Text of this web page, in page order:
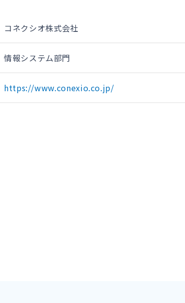
コネクシオ株式会社
情報システム部門
https://www.conexio.co.jp/